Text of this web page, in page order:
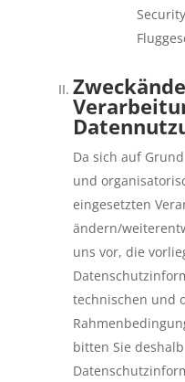
Da sich auf
und
eingesetzten
ändern/
uns vor, die
technischen und
bitten Sie